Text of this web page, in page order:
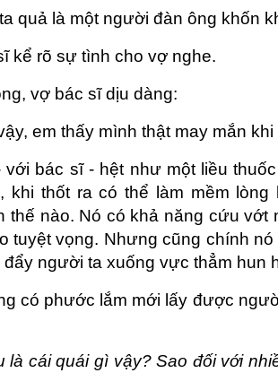
quả là một người đàn ông khốn
kể rõ sự tình cho vợ nghe.
vợ bác sĩ dịu dàng:
em thấy mình thật may mắn
với bác sĩ - hệt như một liều
khi thốt ra có thể làm mềm
thế nào. Nó có khả năng cứu vớt
tuyệt vọng. Nhưng cũng chính
người ta xuống vực thẳm hun
có phước lắm mới lấy được
là cái quái gì vậy? Sao đối với